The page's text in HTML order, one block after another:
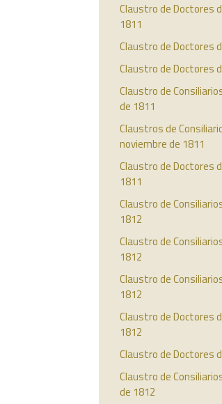
Claustro de Doctores
1811
Claustro de Doctores
Claustro de Doctores
Claustro de
de 1811
Claustros de
noviembre de 1811
Claustro de Doctores
1811
Claustro de
1812
Claustro de
1812
Claustro de
1812
Claustro de Doctores
1812
Claustro de Doctores
Claustro de
de 1812